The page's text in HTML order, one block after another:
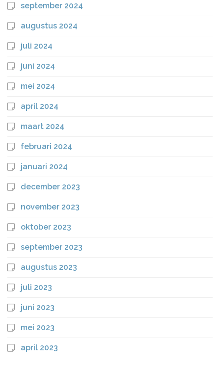
september 2024
augustus 2024
juli 2024
juni 2024
mei 2024
april 2024
maart 2024
februari 2024
januari 2024
december 2023
november 2023
oktober 2023
september 2023
augustus 2023
juli 2023
juni 2023
mei 2023
april 2023